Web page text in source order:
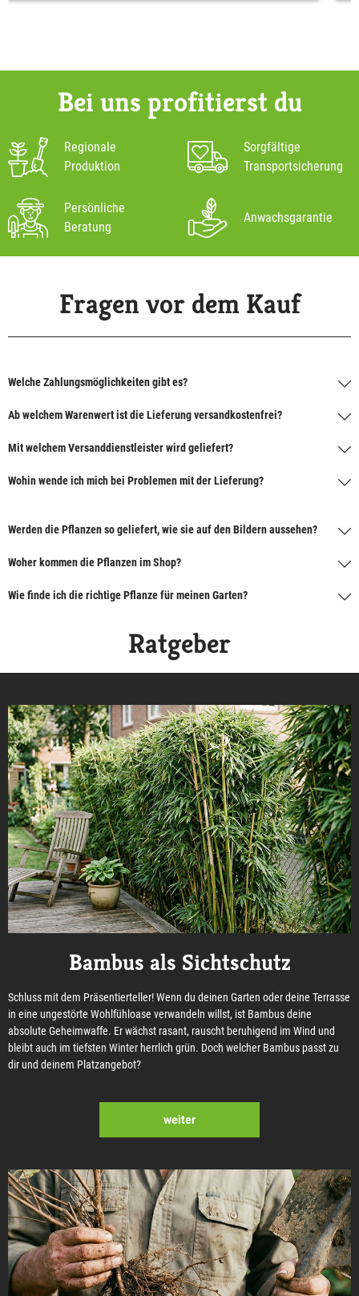
Bei uns profitierst du
Regionale
Produktion
Sorgfältige
Transportsicherung
Persönliche
Beratung
Anwachsgarantie
Fragen vor dem Kauf
Welche Zahlungsmöglichkeiten gibt es?
Ab welchem Warenwert ist die Lieferung versandkostenfrei?
Mit welchem Versanddienstleister wird geliefert?
Wohin wende ich mich bei Problemen mit der Lieferung?
Werden die Pflanzen so geliefert, wie sie auf den Bildern aussehen?
Woher kommen die Pflanzen im Shop?
Wie finde ich die richtige Pflanze für meinen Garten?
Ratgeber
Bambus als Sichtschutz
Schluss mit dem Präsentierteller! Wenn du deinen Garten oder deine Terrasse
in eine ungestörte Wohlfühloase verwandeln willst, ist Bambus deine
absolute Geheimwaffe. Er wächst rasant, rauscht beruhigend im Wind und
bleibt auch im tiefsten Winter herrlich grün. Doch welcher Bambus passt zu
dir und deinem Platzangebot?
weiter